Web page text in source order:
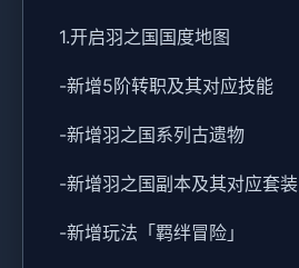
1.开启羽之国国度地图
-新增5阶转职及其对应技能
-新增羽之国系列古遗物
-新增羽之国副本及其对应套装
-新增玩法「羁绊冒险」